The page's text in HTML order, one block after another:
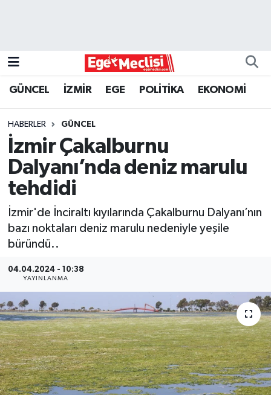
GÜNCEL İZMİR EGE POLİTİKA EKONOMİ
HABERLER GÜNCEL
İzmir Çakalburnu
Dalyanı’nda deniz marulu
tehdidi
İzmir'de İnciraltı kıyılarında Çakalburnu Dalyanı’nın
bazı noktaları deniz marulu nedeniyle yeşile
büründü..
04.04.2024 - 10:38
YAYINLANMA
GÜNCEL
İZMİR
ÖZEL HABER
Programlar
YAŞAM